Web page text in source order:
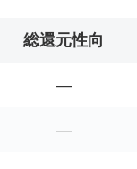
総還元性向
―
―